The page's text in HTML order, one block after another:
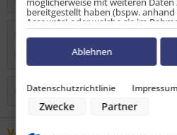
Bewertungen
0
Bewertungen lesen, schreiben
Kunden haben sich ebenfalls
bereitgestellt haben (bspw.
Accounts) oder welche sie im
Dienste gesammelt haben (bspw.
Geräte). Ihre Einwilligung zur
können Sie jederzeit widerrufen,
Datenschutz-Button links unten
Zwecke der Datenverarbeitung
Speichern von oder Zugriff auf
Datenschutzrichtlinie
Zwecke Partner
Ablehnen